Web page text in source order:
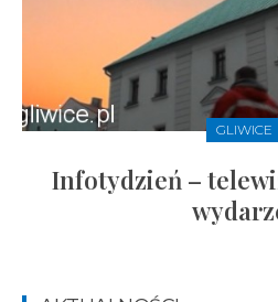
GLIWICE
Infotydzień –